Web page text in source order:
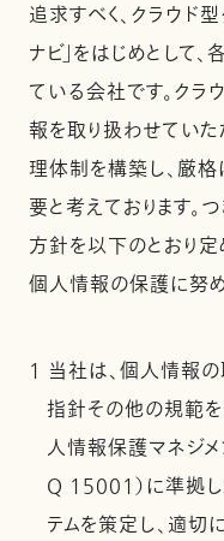
追求すべく、クラウド
ナビ」をはじめとして
ている会社です。ク
報を取り扱わせてい
理体制を構築し、厳格
要と考えております。
方針を以下のとおり定
個人情報の保護に努め
1 当社は、個人情報
指針その他の規範
人情報保護マネジメ
Q 15001）に準拠
テムを策定し、適切